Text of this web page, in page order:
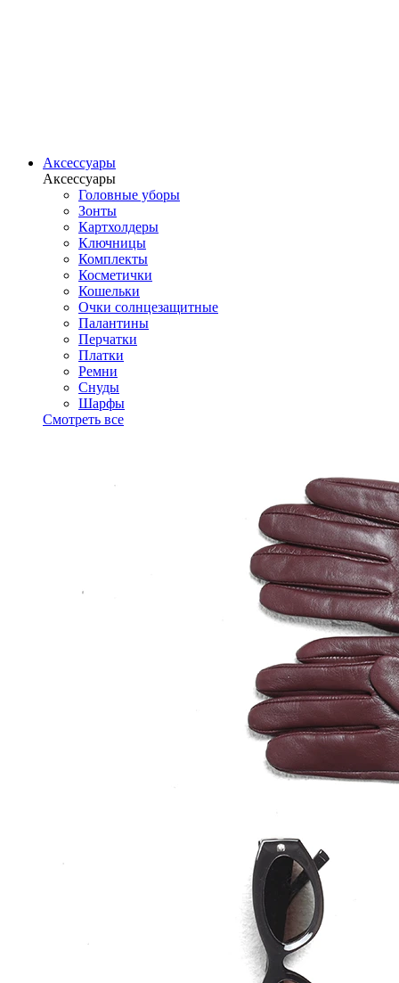
Аксессуары
Аксессуары
Головные уборы
Зонты
Картхолдеры
Ключницы
Комплекты
Косметички
Кошельки
Очки солнцезащитные
Палантины
Перчатки
Платки
Ремни
Снуды
Шарфы
Смотреть все